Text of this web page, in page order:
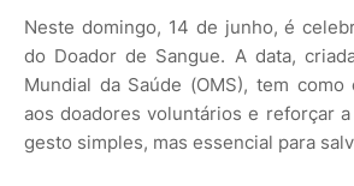
Neste domingo, 14 de junho, é
do Doador de Sangue. A data,
Mundial da Saúde (OMS), tem
aos doadores voluntários e reforçar
gesto simples, mas essencial para